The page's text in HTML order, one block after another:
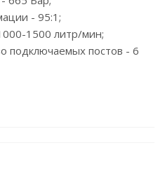
- 95:1;
1500 литр/мин;
подключаемых постов - 6